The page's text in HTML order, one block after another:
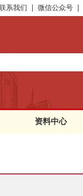
系我们 微信公众号
资料中心